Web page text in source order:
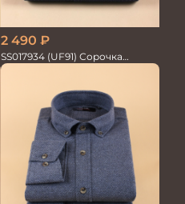
2 490 ₽
SS017934 (UF91) Сорочка
мужская кор. рук. GROSTYLE